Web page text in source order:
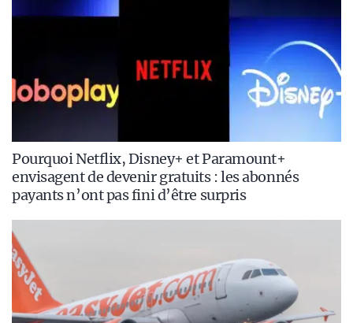
Pourquoi Netflix, Disney+ et Paramount+
envisagent de devenir gratuits : les abonnés
payants n’ont pas fini d’être surpris